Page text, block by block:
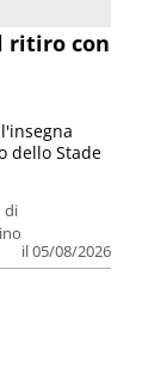
ritiro con
di
il 05/08/2026
dello Stade